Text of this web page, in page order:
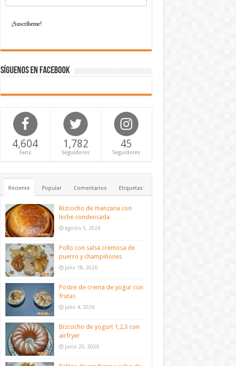
Síguenos en Facebook
4,604
Fans
1,782
Seguidores
45
Seguidores
Reciente Popular Comentarios Etiquetas
Bizcocho de manzana con
leche condensada
agosto 5, 2026
Pollo con salsa cremosa de
puerro y champiñones
julio 18, 2026
Postre de crema de yogur con
frutas
julio 4, 2026
Bizcocho de yogurt 1,2,3 con
airfryer
junio 20, 2026